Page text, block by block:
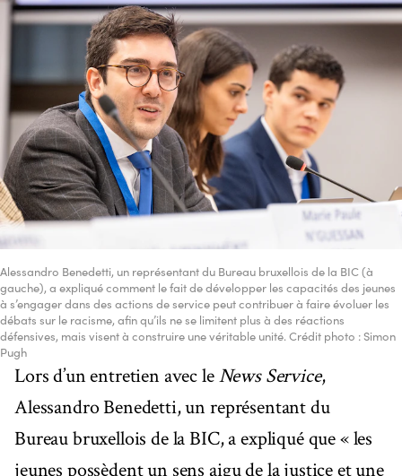
Alessandro Benedetti, un représentant du Bureau bruxellois de la BIC (à
gauche), a expliqué comment le fait de développer les capacités des jeunes
à s’engager dans des actions de service peut contribuer à faire évoluer les
débats sur le racisme, afin qu’ils ne se limitent plus à des réactions
défensives, mais visent à construire une véritable unité. Crédit photo : Simon
Pugh
Lors d’un entretien avec leNews Service,
Alessandro Benedetti, un représentant du
Bureau bruxellois de la BIC, a expliqué que « les
jeunes possèdent un sens aigu de la justice et une